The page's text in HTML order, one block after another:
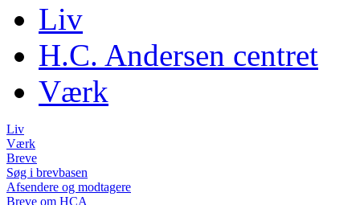
Liv
H.C. Andersen centret
Værk
Liv
Værk
Breve
Søg i brevbasen
Afsendere og modtagere
Breve om HCA